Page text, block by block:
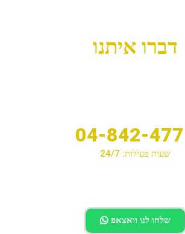
דברו איתנו
04-842-
שעות פעילות: 24/7
שלחו לנו וואצאפ